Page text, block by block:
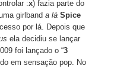
:x) fazia parte do
girlband a lá Spice
por lá. Depois que
ela decidiu se lançar
foi lançado o “3
em sensação pop. No